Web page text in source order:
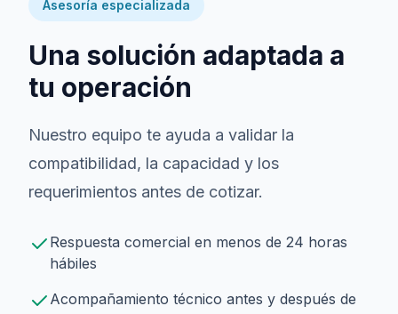
Asesoría especializada
Una solución adaptada a
tu operación
Nuestro equipo te ayuda a validar la
compatibilidad, la capacidad y los
requerimientos antes de cotizar.
Respuesta comercial en menos de 24 horas
hábiles
Acompañamiento técnico antes y después de